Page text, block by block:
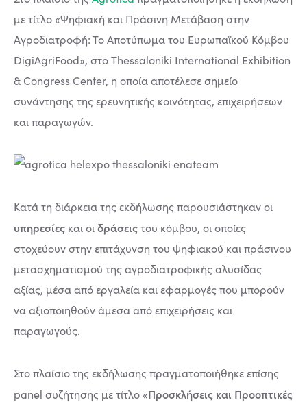
με τίτλο «Ψηφιακή και Πράσινη Μετάβαση στην
Αγροδιατροφή: Το Αποτύπωμα του Ευρωπαϊκού Κόμβου
DigiAgriFood», στο Thessaloniki International Exhibition
& Congress Center, η οποία αποτέλεσε σημείο
συνάντησης της ερευνητικής κοινότητας, επιχειρήσεων
και παραγωγών.
Κατά τη διάρκεια της εκδήλωσης παρουσιάστηκαν οι
υπηρεσίες και οιδράσειςτου κόμβου, οι οποίες
στοχεύουν στην επιτάχυνση του ψηφιακού και πράσινου
μετασχηματισμού της αγροδιατροφικής αλυσίδας
αξίας, μέσα από εργαλεία και εφαρμογές που μπορούν
να αξιοποιηθούν άμεσα από επιχειρήσεις και
παραγωγούς.
Στο πλαίσιο της εκδήλωσης πραγματοποιήθηκε επίσης
panel συζήτησης με τίτλο «Προσκλήσεις και Προοπτικές